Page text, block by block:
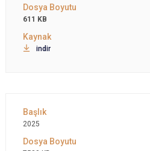
611 KB
indir
2025